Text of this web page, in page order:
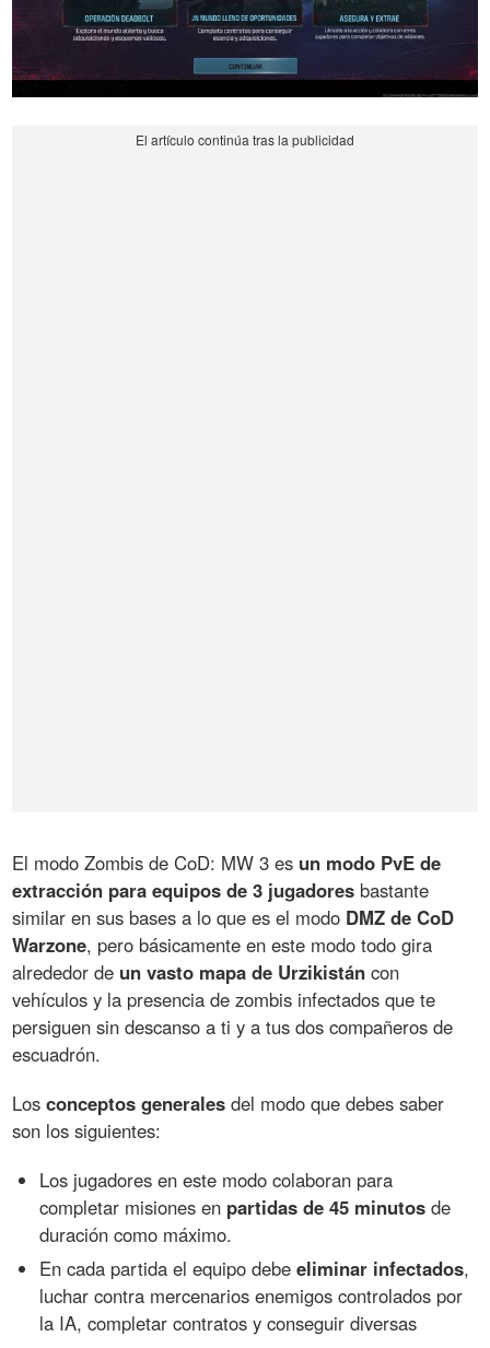
El modo Zombis de CoD: MW 3 es un modo PvE de
extracción para equipos de 3 jugadores bastante
similar en sus bases a lo que es el modo DMZ de CoD
Warzone, pero básicamente en este modo todo gira
alrededor de un vasto mapa de Urzikistán con
vehículos y la presencia de zombis infectados que te
persiguen sin descanso a ti y a tus dos compañeros de
escuadrón.
Losconceptos generales del modo que debes saber
son los siguientes:
Los jugadores en este modo colaboran para
completar misiones en partidas de 45 minutos de
duración como máximo.
En cada partida el equipo debeeliminar infectados,
luchar contra mercenarios enemigos controlados por
la IA, completar contratos y conseguir diversas